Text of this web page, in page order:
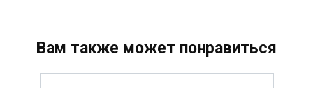
Вам также может понравиться